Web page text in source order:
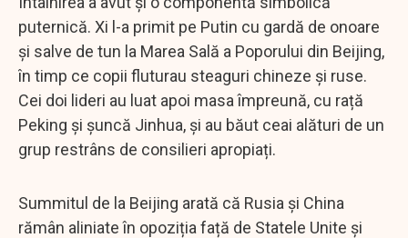
puternică. Xi l-a primit pe Putin cu gardă de onoare
și salve de tun la Marea Sală a Poporului din Beijing,
în timp ce copii fluturau steaguri chineze și ruse.
Cei doi lideri au luat apoi masa împreună, cu rață
Peking și șuncă Jinhua, și au băut ceai alături de un
grup restrâns de consilieri apropiați.
Summitul de la Beijing arată că Rusia și China
rămân aliniate în opoziția față de Statele Unite și